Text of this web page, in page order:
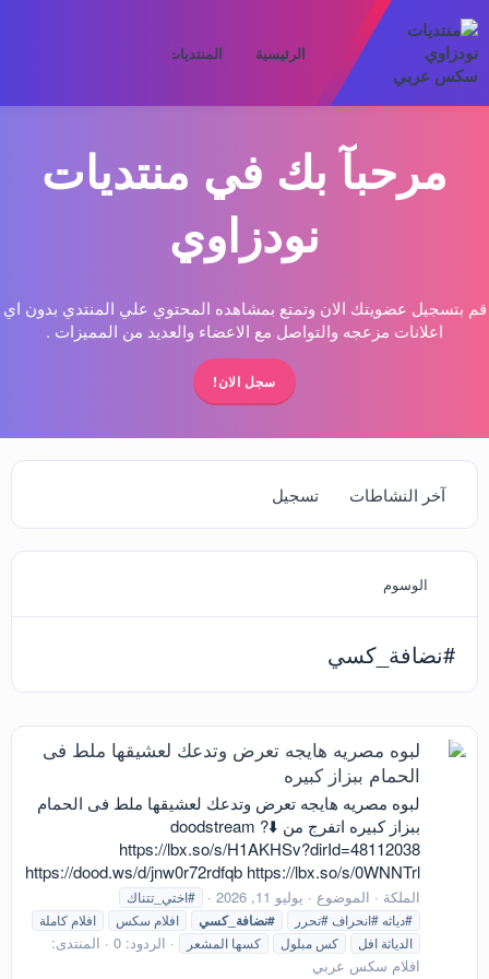
الرئيسية المنتديات
مرحبآ بك في منتديات
نودزاوي
قم بتسجيل عضويتك الان وتمتع بمشاهده المحتوي علي المنتدي بدون اي
اعلانات مزعجه والتواصل مع الاعضاء والعديد من المميزات .
سجل الان!
آخر النشاطات تسجيل
الوسوم
#نضافة_كسي
لبوه مصريه هايجه تعرض وتدعك لعشيقها ملط فى
الحمام ببزاز كبيره
لبوه مصريه هايجه تعرض وتدعك لعشيقها ملط فى الحمام
ببزاز كبيره اتفرج من doodstream ?⬇️
https://lbx.so/s/H1AKHSv?dirId=48112038
https://dood.ws/d/jnw0r72rdfqb https://lbx.so/s/0WNNTrl
الملكة الموضوع يوليو 11, 2026
#اختي_تتناك
#دياثه #انحراف #تحرر
#نضافة_كسي افلام سكس
افلام كاملة
الدياثة افل
كس مبلول كسها المشعر الردود: 0
المنتدى:
افلام سكس عربي